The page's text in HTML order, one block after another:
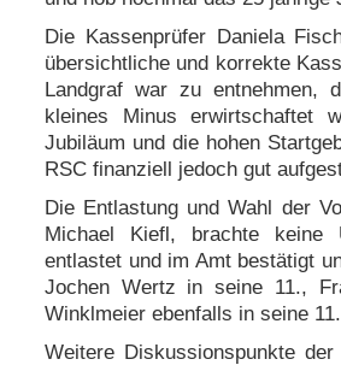
Die Kassenprüfer Daniela
übersichtliche und korrekte
Landgraf war zu entnehmen,
kleines Minus erwirtschaftet
Jubiläum und die hohen
RSC finanziell jedoch gut
Die Entlastung und Wahl der
Michael Kiefl, brachte keine
entlastet und im Amt bestätigt
Jochen Wertz in seine 11.,
Winklmeier ebenfalls in seine
Weitere Diskussionspunkte